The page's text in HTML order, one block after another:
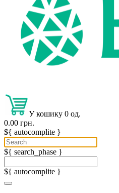
У кошику 0 од.
0.00 грн.
${ autocomplite }
${ search_phase }
${ autocomplite }